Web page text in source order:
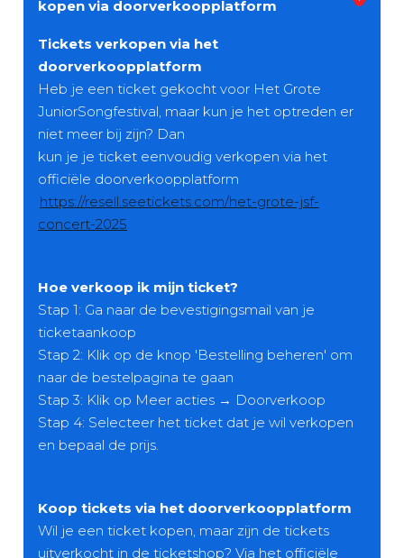
kopen via doorverkoopplatform
Tickets verkopen via het
doorverkoopplatform
Heb je een ticket gekocht voor Het Grote
JuniorSongfestival, maar kun je het optreden er
niet meer bij zijn? Dan
kun je je ticket eenvoudig verkopen via het
officiële doorverkoopplatform
https://resell.seetickets.com/het-grote-jsf-
concert-2025
Hoe verkoop ik mijn ticket?
Stap 1: Ga naar de bevestigingsmail van je
ticketaankoop
Stap 2: Klik op de knop 'Bestelling beheren' om
naar de bestelpagina te gaan
Stap 3: Klik op Meer acties → Doorverkoop
Stap 4: Selecteer het ticket dat je wil verkopen
en bepaal de prijs.
Koop tickets via het doorverkoopplatform
Wil je een ticket kopen, maar zijn de tickets
uitverkocht in de ticketshop? Via het officiële